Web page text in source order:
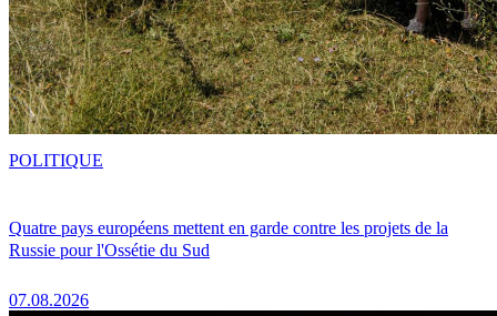
Quatre pays européens mettent en garde contre les projets de la
Russie pour l'Ossétie du Sud
07.08.2026
POLITIQUE